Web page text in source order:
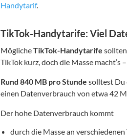
Handytarif.
TikTok-Handytarife: Viel
MöglicheTikTok-Handytarife
TikTok kurz, doch die Masse macht’s
Rund 840 MB pro Stunde solltest Du
einen Datenverbrauch von etwa 42
Der hohe Datenverbrauch kommt
durch die Masse an